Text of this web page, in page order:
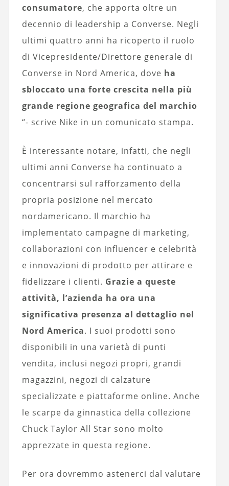
consumatore, che apporta oltre un
decennio di leadership a Converse. Negli
ultimi quattro anni ha ricoperto il ruolo
di Vicepresidente/Direttore generale di
Converse in Nord America, dove ha
sbloccato una forte crescita nella più
grande regione geografica del marchio
“- scrive Nike in un comunicato stampa.
È interessante notare, infatti, che negli
ultimi anni Converse ha continuato a
concentrarsi sul rafforzamento della
propria posizione nel mercato
nordamericano. Il marchio ha
implementato campagne di marketing,
collaborazioni con influencer e celebrità
e innovazioni di prodotto per attirare e
fidelizzare i clienti. Grazie a queste
attività, l’azienda ha ora una
significativa presenza al dettaglio nel
Nord America. I suoi prodotti sono
disponibili in una varietà di punti
vendita, inclusi negozi propri, grandi
magazzini, negozi di calzature
specializzate e piattaforme online. Anche
le scarpe da ginnastica della collezione
Chuck Taylor All Star sono molto
apprezzate in questa regione.
Per ora dovremmo astenerci dal valutare